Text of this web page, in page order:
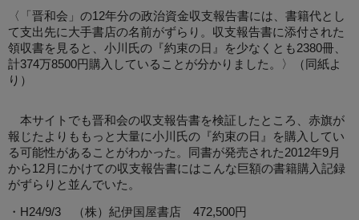
〈「晋和会」の12年分の政治資金収支報告書には、書籍代とし
て支出先に大手書店の名前がずらり。収支報告書に添付された
領収書を見ると、小川氏の『約束の日』を少なくとも2380冊、
計374万8500円購入していることが分かりました。〉（同紙よ
り）
本サイトでも晋和会の収支報告書を検証したところ、赤旗が
報じたよりももっと大量に小川氏の『約束の日』を購入してい
る可能性があることがわかった。同書が発売された2012年9月
から12月にかけての収支報告書にはこんな巨額の書籍購入記録
がずらりと並んでいた。
・H24/9/3 （株）紀伊国屋書店 472,500円